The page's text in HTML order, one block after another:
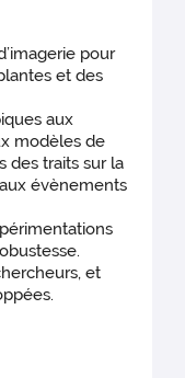
pour
et des
aux
modèles de
des traits sur la
évènements
et